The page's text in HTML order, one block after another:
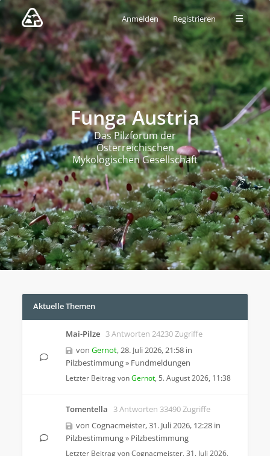
Anmelden Registrieren
Funga Austria
Das Pilzforum der
Österreichischen
Mykologischen Gesellschaft
Aktuelle Themen
Mai-Pilze 3 Antworten 24230 Zugriffe
von Gernot,28. Juli 2026, 21:58 in
Pilzbestimmung» Fundmeldungen
Letzter Beitrag vonGernot, 5. August 2026, 11:38
Tomentella
3 Antworten 33490 Zugriffe
von Cognacmeister,31. Juli 2026, 12:28 in
Pilzbestimmung» Pilzbestimmung
Letzter Beitrag vonCognacmeister, 31. Juli 2026,